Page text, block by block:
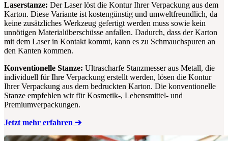
Laserstanze: Der Laser löst die Kontur Ihrer Verpackung aus dem
Karton. Diese Variante ist kostengünstig und umweltfreundlich, da
keine zusätzliches Werkzeug gefertigt werden muss sowie kein
unnötigen Materialüberschüsse anfallen. Dadurch, dass der Karton
mit dem Laser in Kontakt kommt, kann es zu Schmauchspuren an
den Kanten kommen.
Konventionelle Stanze: Ultrascharfe Stanzmesser aus Metall, die
individuell für Ihre Verpackung erstellt werden, lösen die Kontur
Ihrer Verpackung aus dem bedruckten Karton. Die konventionelle
Stanze empfehlen wir für Kosmetik-, Lebensmittel- und
Premiumverpackungen.
Jetzt mehr erfahren ➔